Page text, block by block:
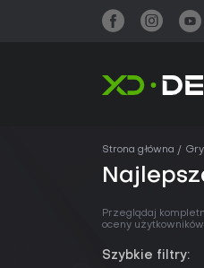
Strona główna Gry
Przeglądaj
oceny
Szybkie filtry: